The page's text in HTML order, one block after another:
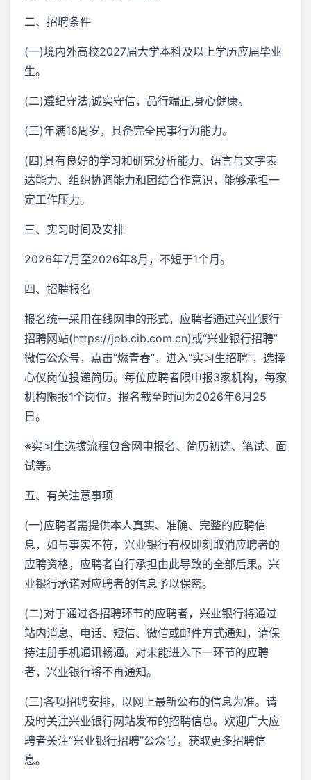
二、招聘条件
(一)境内外高校2027届大学本科及以上学历应届毕业
生。
(二)遵纪守法,诚实守信，品行端正,身心健康。
(三)年满18周岁，具备完全民事行为能力。
(四)具有良好的学习和研究分析能力、语言与文字表
达能力、组织协调能力和团结合作意识，能够承担一
定工作压力。
三、实习时间及安排
2026年7月至2026年8月，不短于1个月。
四、招聘报名
报名统一采用在线网申的形式，应聘者通过兴业银行
招聘网站(https://job.cib.com.cn)或“兴业银行招聘”
微信公众号，点击“燃青春”，进入“实习生招聘”，选择
心仪岗位投递简历。每位应聘者限申报3家机构，每家
机构限报1个岗位。报名截至时间为2026年6月25
日。
※实习生选拔流程包含网申报名、简历初选、笔试、面
试等。
五、有关注意事项
(一)应聘者需提供本人真实、准确、完整的应聘信
息，如与事实不符，兴业银行有权即刻取消应聘者的
应聘资格，应聘者自行承担由此导致的全部后果。兴
业银行承诺对应聘者的信息予以保密。
(二)对于通过各招聘环节的应聘者，兴业银行将通过
站内消息、电话、短信、微信或邮件方式通知，请保
持注册手机通讯畅通。对未能进入下一环节的应聘
者，兴业银行将不再通知。
(三)各项招聘安排，以网上最新公布的信息为准。请
及时关注兴业银行网站发布的招聘信息。欢迎广大应
聘者关注“兴业银行招聘”公众号，获取更多招聘信
息。